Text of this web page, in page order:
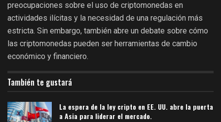
preocupaciones sobre el uso de criptomonedas en
actividades ilícitas y la necesidad de una regulación más
estricta. Sin embargo, también abre un debate sobre cómo
las criptomonedas pueden ser herramientas de cambio
económico y financiero.
También te gustará
La espera de la ley cripto en EE. UU. abre la puerta
a Asia para liderar el mercado.